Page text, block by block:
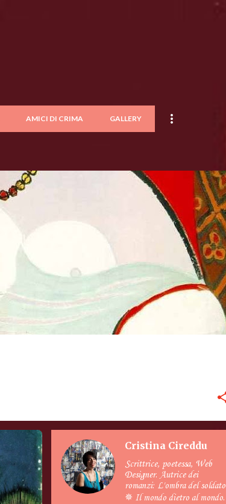
AMICI DI CRIMA GALLERY
Cristina Cireddu
Scrittrice, poetessa, Web
Designer. Autrice dei
romanzi: L'ombra del soldato
✵ Il mondo dietro al mondo.